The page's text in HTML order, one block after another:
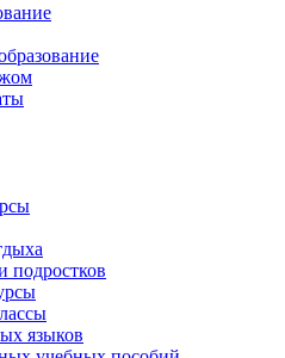
подростков
языков